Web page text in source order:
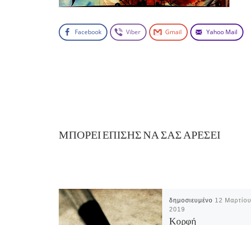
Facebook Viber Gmail Yahoo Mail
ΜΠΟΡΕΊ ΕΠΊΣΗΣ ΝΑ ΣΑΣ ΑΡΈΣΕΙ
δημοσιευμένο 12 Μαρτίου
2019
Κορφή